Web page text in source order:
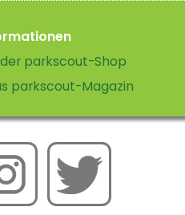
der parkscout-Shop
parkscout-Magazin